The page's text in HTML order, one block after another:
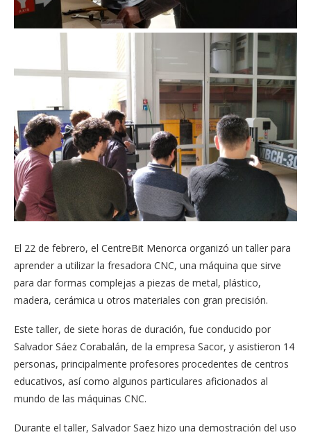
El 22 de febrero, el CentreBit Menorca organizó un taller para
aprender a utilizar la fresadora CNC, una máquina que sirve
para dar formas complejas a piezas de metal, plástico,
madera, cerámica u otros materiales con gran precisión.
Este taller, de siete horas de duración, fue conducido por
Salvador Sáez Corabalán, de la empresa Sacor, y asistieron 14
personas, principalmente profesores procedentes de centros
educativos, así como algunos particulares aficionados al
mundo de las máquinas CNC.
Durante el taller, Salvador Saez hizo una demostración del uso